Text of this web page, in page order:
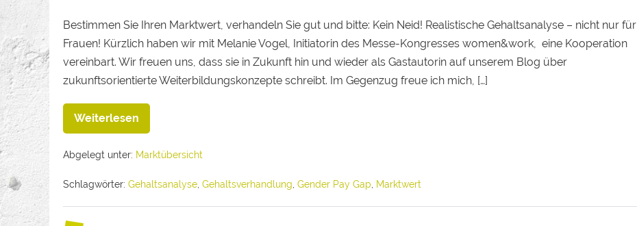
Bestimmen Sie Ihren Marktwert, verhandeln Sie gut und bitte: Kein Neid! Realistische Gehaltsanalyse – nicht nur für
Frauen! Kürzlich haben wir mit Melanie Vogel, Initiatorin des Messe-Kongresses women&work, eine Kooperation
vereinbart. Wir freuen uns, dass sie in Zukunft hin und wieder als Gastautorin auf unserem Blog über
zukunftsorientierte Weiterbildungskonzepte schreibt. Im Gegenzug freue ich mich, […]
Weiterlesen
Abgelegt unter: Marktübersicht
Schlagwörter: Gehaltsanalyse Gehaltsverhandlung Gender Pay Gap Marktwert